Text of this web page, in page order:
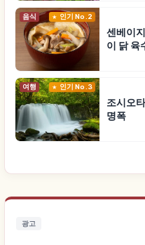
음식 인기 No.2
센베이
이 닭 육
여행 인기 No.3
조시오
명폭
광고